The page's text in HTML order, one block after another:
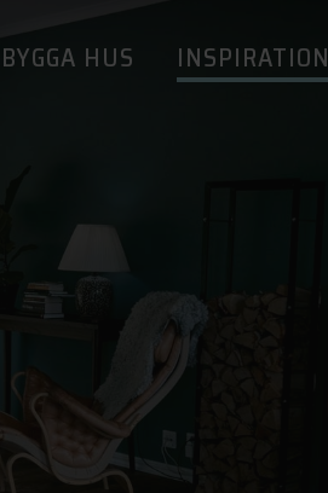
BYGGA HUS INSPIRATION